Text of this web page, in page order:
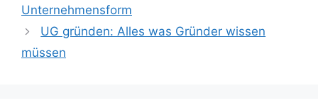
Unternehmensform
UG gründen: Alles was Gründer wissen
müssen